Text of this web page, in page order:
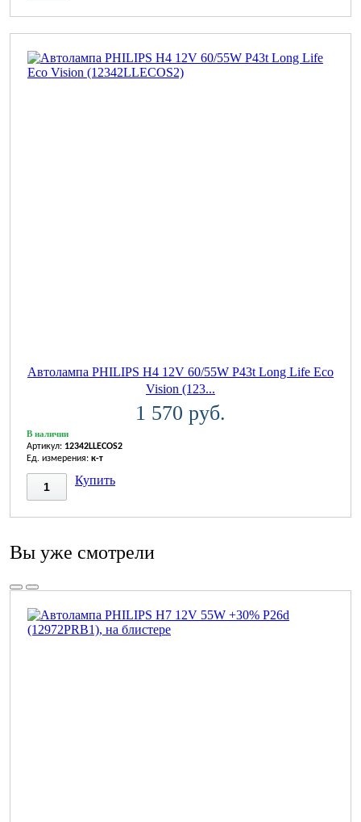
Автолампа PHILIPS H4 12V 60/55W P43t Long Life Eco
Vision (123...
1 570 руб.
В наличии
Артикул: 12342LLECOS2
Ед. измерения: к-т
Купить
Вы уже смотрели